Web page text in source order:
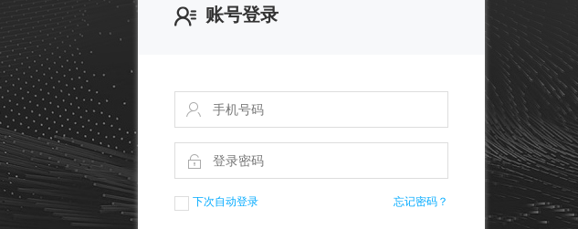
账号登录
下次自动登录 忘记密码？